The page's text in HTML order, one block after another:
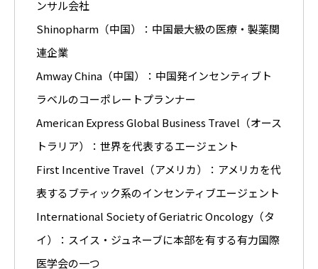
ンサル会社
Shinopharm（中国）：中国最大級の医療・製薬関
連企業
Amway China（中国）：中国発インセンティブト
ラベルのコーポレートプランナー
American Express Global Business Travel（オース
トラリア）：世界を代表するエージェント
First Incentive Travel（アメリカ）：アメリカを代
表するブティック系のインセンティブエージェント
International Society of Geriatric Oncology（タ
イ）：スイス・ジュネーブに本部を有する有力国際
医学会の一つ